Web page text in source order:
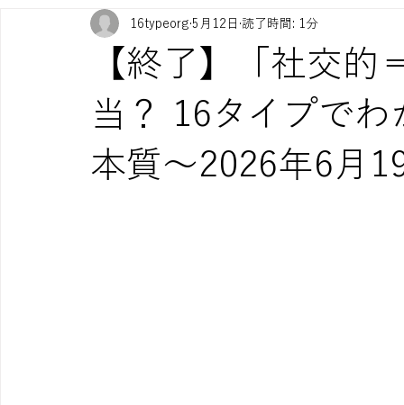
N/S セッション T/F セッション J/P セッション
Ni セッション お知らせ イベント 開催予定イベ
INTPみさこの成長ブログ 学生セッション 認定コース
【終了】「社交的
当？ 16タイプで
本質〜2026年6月
16typeorg 5月12日 読了時間: 1分